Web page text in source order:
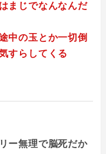
まじでなんなんだ
中の玉とか一切倒
すらしてくる
ー無理で脳死だか